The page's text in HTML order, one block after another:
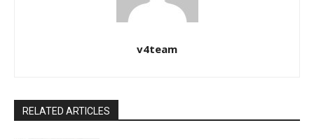
v4team
RELATED ARTICLES